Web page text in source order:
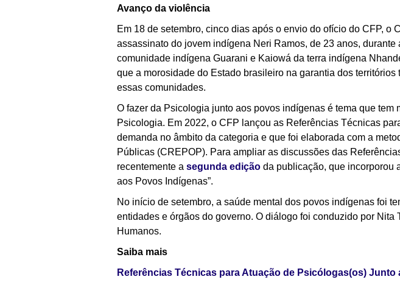
Avanço da violência
Em 18 de setembro, cinco dias após o envio do ofício do CFP, o
assassinato do jovem indígena Neri Ramos, de 23 anos,
comunidade indígena Guarani e Kaiowá da terra indígena
que a morosidade do Estado brasileiro na garantia dos
essas comunidades.
O fazer da Psicologia junto aos povos indígenas é tema que
Psicologia. Em 2022, o CFP lançou as Referências Técnicas
demanda no âmbito da categoria e que foi elaborada com a
Públicas (CREPOP). Para ampliar as discussões das
recentemente a segunda edição da publicação, que incorporou
aos Povos Indígenas”.
No início de setembro, a saúde mental dos povos indígenas foi
entidades e órgãos do governo. O diálogo foi conduzido por
Humanos.
Saiba mais
Referências Técnicas para Atuação de Psicólogas(os) Junto